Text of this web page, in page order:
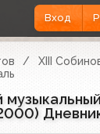
Вход
XIII